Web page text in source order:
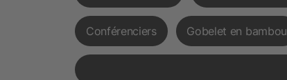
Conférenciers Gobelet en bambou